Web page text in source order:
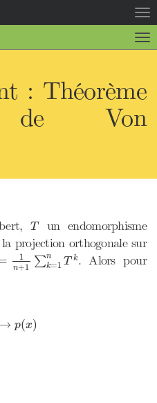
la
la
: Théorème
de Von
T
Tun endomorphisme
projection orthogonale sur
1
n+1 ∑n
k=1 T k
n+ 1∑k= 1nT. Alors pour
→ p(x)
→ (x )